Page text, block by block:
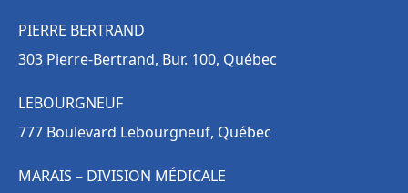
PIERRE BERTRAND
303 Pierre-Bertrand, Bur. 100, Québec
LEBOURGNEUF
777 Boulevard Lebourgneuf, Québec
MARAIS – DIVISION MÉDICALE